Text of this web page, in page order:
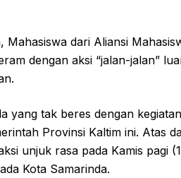
Mahasiswa dari Aliansi
dengan aksi “jalan-jalan”
yang tak beres dengan
Provinsi Kaltim ini. Atas
unjuk rasa pada Kamis pagi
Kota Samarinda.